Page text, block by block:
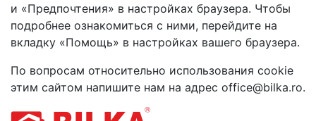
и «Предпочтения» в настройках браузера. Чтобы
подробнее ознакомиться с ними, перейдите на
вкладку «Помощь» в настройках вашего браузера.
По вопросам относительно использования cookie
этим сайтом напишите нам на адрес office@bilka.ro.